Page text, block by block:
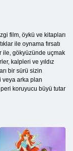
film, öykü ve kitapları
ile oynama fırsatı
ile, gökyüzünde uçmak
kalpleri ve yıldız
bir sürü sizin
veya arka plan
koruyucu büyü tutar